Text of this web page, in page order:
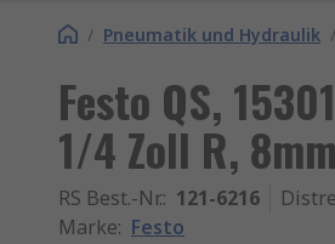
/ Pneumatik und Hydraulik /
Festo QS,
1/4 Zoll R,
RS Best.-Nr.: 121-6216
Marke: Festo